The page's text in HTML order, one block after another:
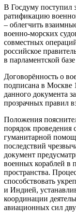
В Госдуму поступил
ратификацию
– облегчить
военно-морских
совместных
российское
в парламентской
Договорённость о
подписана в Москве
данного документа
прозрачных правил
Положения
порядок проведения
гуманитарной
последствий
документ
военных кораблей в
пространства.
способствовать
и Индией,
координации
авиационных сил